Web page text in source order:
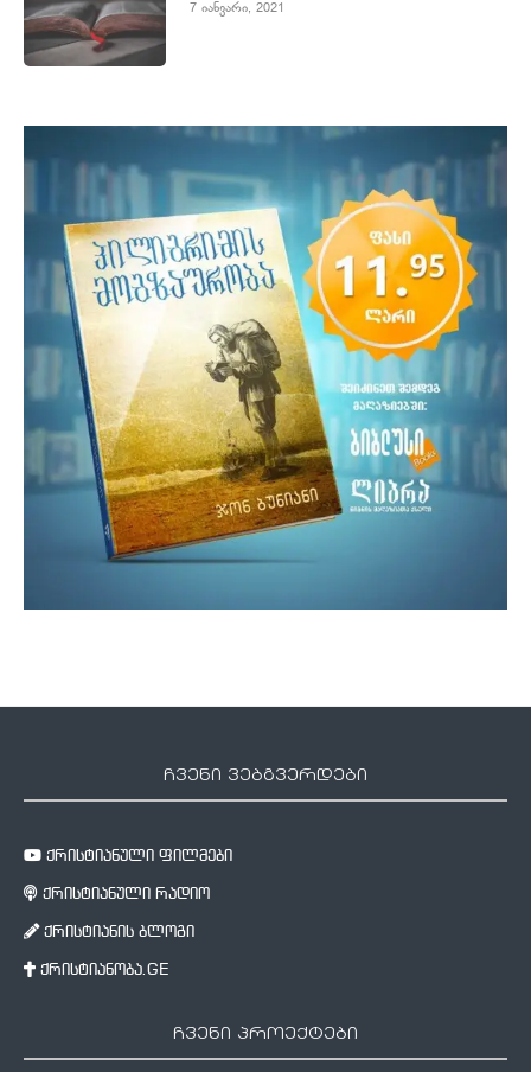
7 იანვარი, 2021
ჩვენი ვებგვერდები
ქრისტიანული ფილმები
ქრისტიანული რადიო
ქრისტიანის ბლოგი
ქრისტიანობა.GE
ჩვენი პროექტები